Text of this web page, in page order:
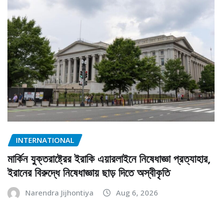
INTERNATIONAL
মার্কিন যুক্তরাষ্ট্রের ইরাকি এয়ারলাইনে নিষেধাজ্ঞা প্রত্যাহার,
ইরানের বিরুদ্ধে নিষেধাজ্ঞায় ছাড় দিতে অস্বীকৃতি
Narendra Jijhontiya Aug 6, 2026